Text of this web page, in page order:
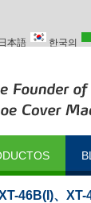
日本語 한국의
46B(I)、 XT-